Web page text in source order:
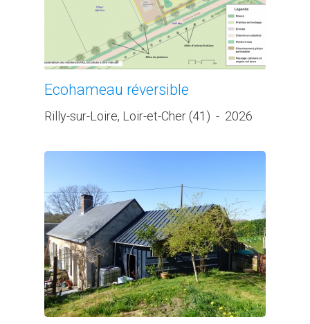
Ecohameau réversible
Rilly-sur-Loire, Loir-et-Cher (41) - 2026